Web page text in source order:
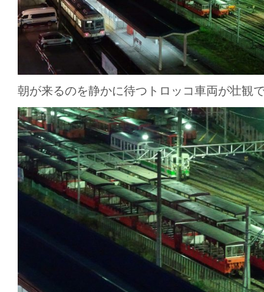
朝が来るのを静かに待つトロッコ車両が壮観